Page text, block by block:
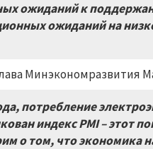
ожиданий к
ожиданий на
Минэкономразвития
потребление
индексPMI – этот
о том, что экономика